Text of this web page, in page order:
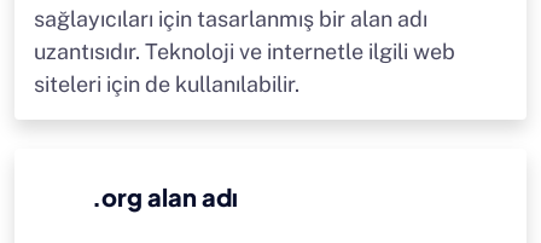
sağlayıcıları için tasarlanmış bir alan adı
uzantısıdır. Teknoloji ve internetle ilgili web
siteleri için de kullanılabilir.
.org alan adı